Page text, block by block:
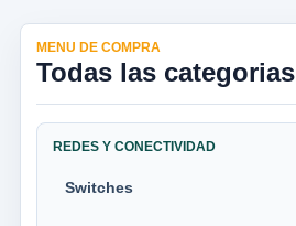
MENU DE COMPRA
Todas las categorias
REDES Y CONECTIVIDAD
Switches